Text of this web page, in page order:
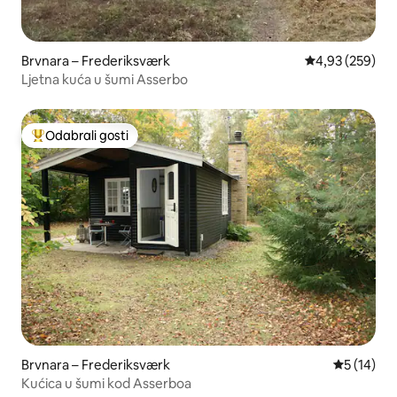
Brvnara – Frederiksværk Prosječna
4,93 (259)
Ljetna kuća u šumi Asserbo
Među najviše rangiranima s oznakom „Odabrali gosti”
Odabrali gosti
Brvnara – Frederiksværk Prosječna
5 (14)
Kućica u šumi kod Asserboa